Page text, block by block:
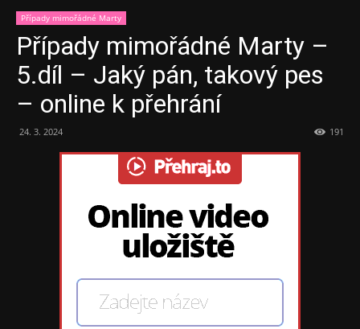
Případy mimořádné Marty
Případy mimořádné Marty –
5.díl – Jaký pán, takový pes
– online k přehrání
24. 3. 2024 191